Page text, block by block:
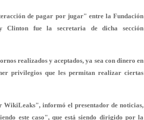
de pagar por jugar" entre la Fundación
fue la secretaria de dicha sección
realizados y aceptados, ya sea con dinero en
privilegios que les permitan realizar ciertas
WikiLeaks", informó el presentador de noticias,
este caso", que está siendo dirigido por la